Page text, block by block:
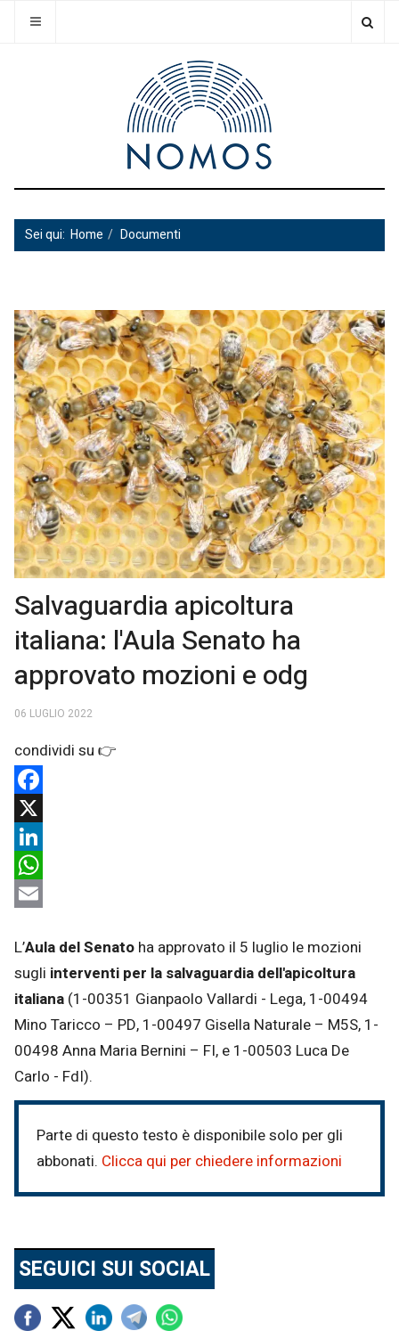
Sei qui: Home Documenti
Salvaguardia apicoltura
italiana: l'Aula Senato ha
approvato mozioni e odg
06 LUGLIO 2022
Facebook
X
LinkedIn
WhatsApp
L’Aula del Senato ha approvato il 5 luglio le mozioni
sugli interventi per la salvaguardia dell'apicoltura
italiana (1-00351 Gianpaolo Vallardi - Lega, 1-00494
Mino Taricco – PD, 1-00497 Gisella Naturale – M5S, 1-
00498 Anna Maria Bernini – FI, e 1-00503 Luca De
Carlo - FdI).
Parte di questo testo è disponibile solo per gli
abbonati. Clicca qui per chiedere informazioni
SEGUICI SUI SOCIAL